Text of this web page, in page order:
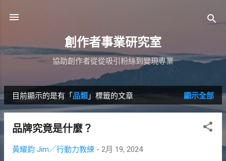
創作者事業研究室
協助創作者從從吸引粉絲到變現專業
發
表
文
章
目前顯示的是有「 品類 」標籤的文章 顯示全部
品牌究竟是什麼？
黃耀鈞 Jim／行動力教練 - 2月 19, 2024